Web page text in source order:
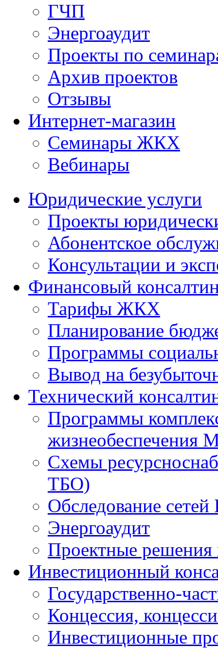
ГЧП
Энергоаудит
Проекты по
Архив проектов
Отзывы
Интернет-магазин
Семинары ЖКХ
Вебинары
Юридические услуги
Проекты
Абонентское
Консультации и
Финансовый
Тарифы ЖКХ
Планирование
Программы
Вывод на
Технический
Программы
жизнеобеспечения
Схемы
ТБО)
Обследование
Энергоаудит
Проектные решения
Инвестиционный
Государственно-
Концессия,
Инвестиционные